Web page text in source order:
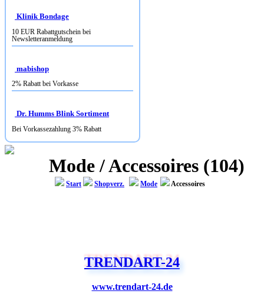
Klinik Bondage
10 EUR Rabattgutschein bei
Newsletteranmeldung
mabishop
2% Rabatt bei Vorkasse
Dr. Humms Blink Sortiment
Bei Vorkassezahlung 3% Rabatt
Mode / Accessoires (104)
Start Shopverz. Mode Accessoires
TRENDART-24
www.trendart-24.de